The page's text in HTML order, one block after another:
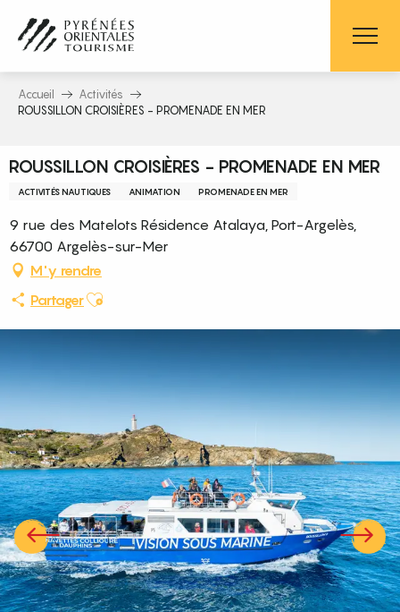
contenu
principal
Accueil
Activités
ROUSSILLON CROISIÈRES - PROMENADE EN MER
ROUSSILLON CROISIÈRES - PROMENADE EN MER
ACTIVITÉS NAUTIQUES ANIMATION PROMENADE EN MER
9 rue des Matelots Résidence Atalaya, Port-Argelès,
66700 Argelès-sur-Mer
M'y rendre
PartagerAjouter aux favoris